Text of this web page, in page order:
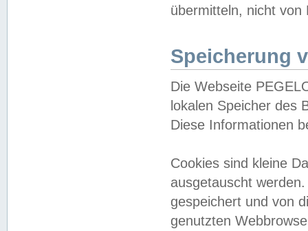
übermitteln, nicht von
Speicherung
Die Webseite
lokalen Speicher des
Diese Informationen
Cookies sind kleine
ausgetauscht
gespeichert und von
genutzten